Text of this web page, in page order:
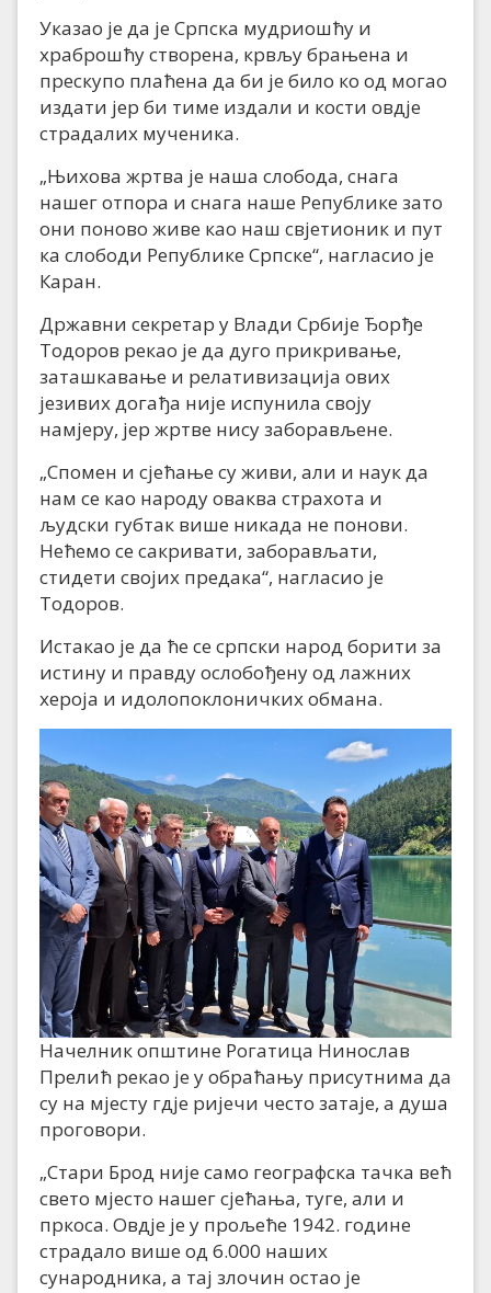
Указао је да је Српска мудриошћу и
храброшћу створена, крвљу брањена и
прескупо плаћена да би је било ко од могао
издати јер би тиме издали и кости овдје
страдалих мученика.
„Њихова жртва је наша слобода, снага
нашег отпора и снага наше Републике зато
они поново живе као наш свјетионик и пут
ка слободи Републике Српске“, нагласио је
Каран.
Државни секретар у Влади Србије Ђорђе
Тодоров рекао је да дуго прикривање,
заташкавање и релативизација ових
језивих догађа није испунила своју
намјеру, јер жртве нису заборављене.
„Спомен и сјећање су живи, али и наук да
нам се као народу оваква страхота и
људски губтак више никада не понови.
Нећемо се сакривати, заборављати,
стидети својих предака“, нагласио је
Тодоров.
Истакао је да ће се српски народ борити за
истину и правду ослобођену од лажних
хероја и идолопоклоничких обмана.
Начелник општине Рогатица Нинослав
Прелић рекао је у обраћању присутнима да
су на мјесту гдје ријечи често затаје, а душа
проговори.
„Стари Брод није само географска тачка већ
свето мјесто нашег сјећања, туге, али и
пркоса. Овдје је у прољеће 1942. године
страдало више од 6.000 наших
сународника, а тај злочин остао је